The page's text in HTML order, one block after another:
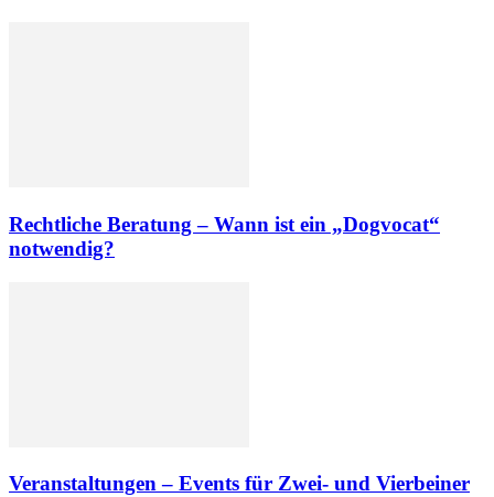
Rechtliche Beratung – Wann ist ein „Dogvocat“
notwendig?
Veranstaltungen – Events für Zwei- und Vierbeiner